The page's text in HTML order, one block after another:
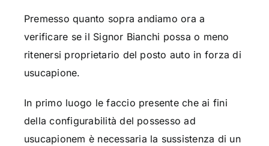
Premesso quanto sopra andiamo ora a
verificare se il Signor Bianchi possa o meno
ritenersi proprietario del posto auto in forza di
usucapione.
In primo luogo le faccio presente che ai fini
della configurabilità del possesso ad
usucapionem è necessaria la sussistenza di un